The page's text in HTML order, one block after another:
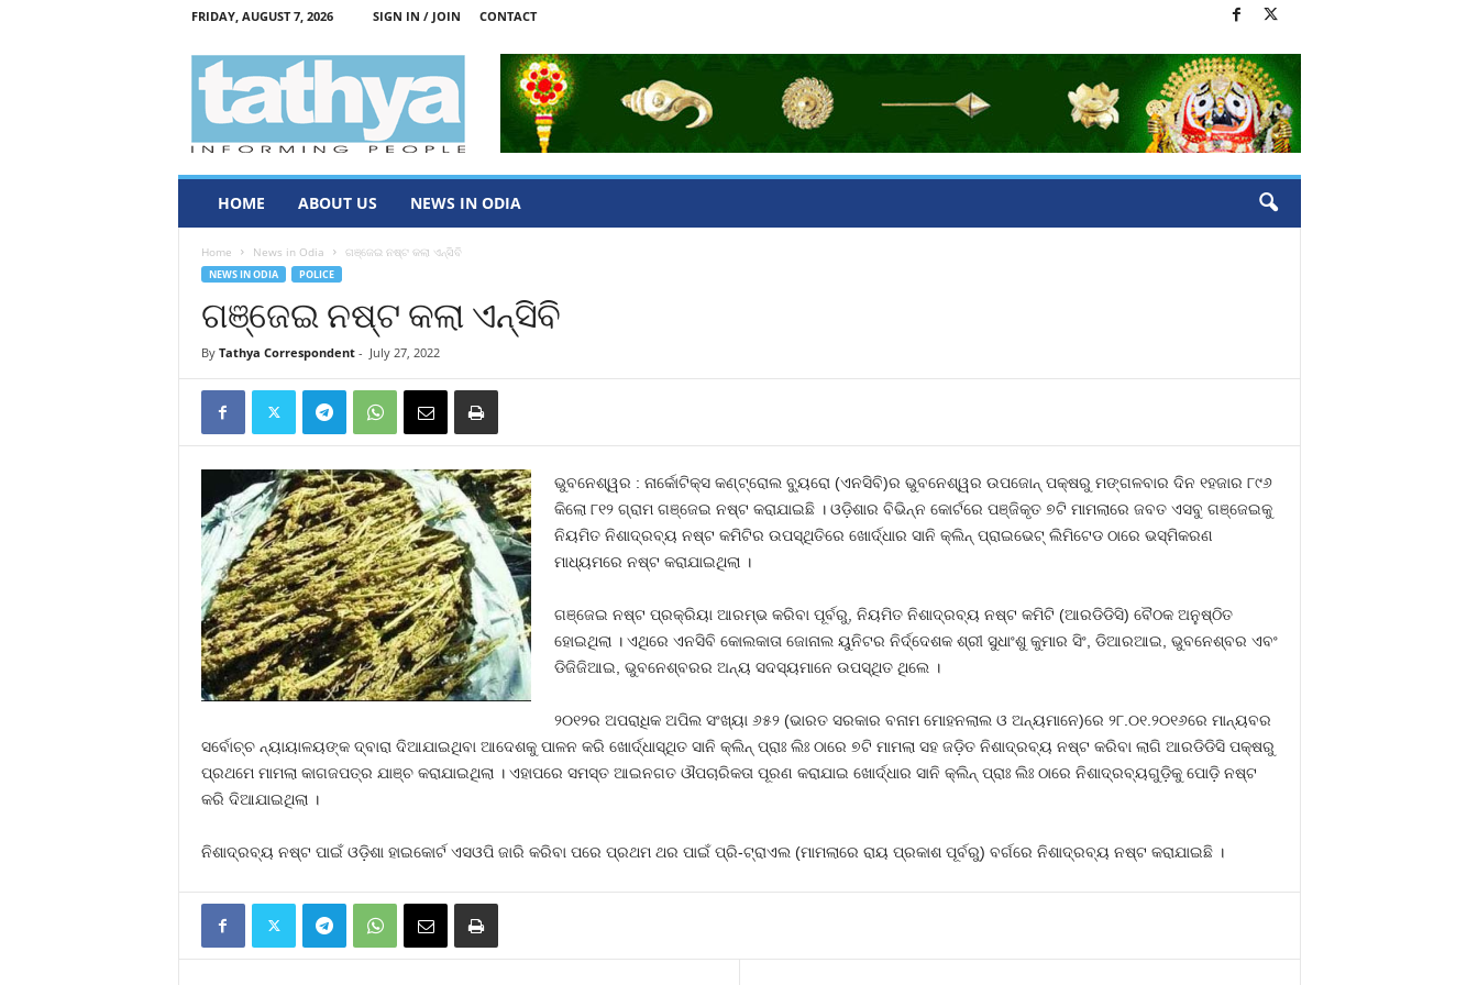
FRIDAY, AUGUST 7, 2026 SIGN IN / JOIN CONTACT
HOME ABOUT US NEWS IN ODIA
Home News in Odia ଗଞ୍ଜେଇ ନଷ୍ଟ କଲା ଏନ୍‌ସିବି
NEWS IN ODIA POLICE
ଗଞ୍ଜେଇ ନଷ୍ଟ କଲା ଏନ୍‌ସିବି
By Tathya Correspondent- July 27, 2022
ଭୁବନେଶ୍ୱର : ନାର୍କୋଟିକ୍ସ କଣ୍ଟ୍ରୋଲ ବ୍ୟୁରୋ (ଏନସିବି)ର ଭୁବନେଶ୍ୱର ଉପଜୋନ୍‌ ପକ୍ଷରୁ ମଙ୍ଗଳବାର ଦିନ ୧ହଜାର ୮୯୬
କିଲୋ ୮୧୨ ଗ୍ରାମ ଗଞ୍ଜେଇ ନଷ୍ଟ କରାଯାଇଛି । ଓଡ଼ିଶାର ବିଭିନ୍ନ କୋର୍ଟରେ ପଞ୍ଜିକୃତ ୭ଟି ମାମଲାରେ ଜବତ ଏସବୁ ଗଞ୍ଜେଇକୁ
ନିୟମିତ ନିଶାଦ୍ରବ୍ୟ ନଷ୍ଟ କମିଟିର ଉପସ୍ଥିତିରେ ଖୋର୍ଦ୍ଧାର ସାନି କ୍ଲିନ୍‌ ପ୍ରାଇଭେଟ୍‌ ଲିମିଟେଡ ଠାରେ ଭସ୍ମିକରଣ
ମାଧ୍ୟମରେ ନଷ୍ଟ କରାଯାଇଥିଲା ।
ଗଞ୍ଜେଇ ନଷ୍ଟ ପ୍ରକ୍ରିୟା ଆରମ୍ଭ କରିବା ପୂର୍ବରୁ, ନିୟମିତ ନିଶାଦ୍ରବ୍ୟ ନଷ୍ଟ କମିଟି (ଆରଡିଡିସି) ବୈଠକ ଅନୁଷ୍ଠିତ
ହୋଇଥିଲା । ଏଥିରେ ଏନସିବି କୋଲକାତା ଜୋନାଲ ୟୁନିଟର ନିର୍ଦ୍ଦେଶକ ଶ୍ରୀ ସୁଧାଂଶୁ କୁମାର ସିଂ, ଡିଆରଆଇ, ଭୁବନେଶ୍ବର ଏବଂ
ଡିଜିଜିଆଇ, ଭୁବନେଶ୍ବରର ଅନ୍ୟ ସଦସ୍ୟମାନେ ଉପସ୍ଥିତ ଥିଲେ ।
୨୦୧୨ର ଅପରାଧିକ ଅପିଲ ସଂଖ୍ୟା ୬୫୨ (ଭାରତ ସରକାର ବନାମ ମୋହନଲାଲ ଓ ଅନ୍ୟମାନେ)ରେ ୨୮.୦୧.୨୦୧୬ରେ ମାନ୍ୟବର
ସର୍ବୋଚ୍ଚ ନ୍ୟାୟାଳୟଙ୍କ ଦ୍ବାରା ଦିଆଯାଇଥିବା ଆଦେଶକୁ ପାଳନ କରି ଖୋର୍ଦ୍ଧାସ୍ଥିତ ସାନି କ୍ଲିନ୍‌ ପ୍ରାଃ ଲିଃ ଠାରେ ୭ଟି ମାମଲା ସହ ଜଡ଼ିତ ନିଶାଦ୍ରବ୍ୟ ନଷ୍ଟ କରିବା ଲାଗି ଆରଡିଡିସି ପକ୍ଷରୁ
ପ୍ରଥମେ ମାମଲା କାଗଜପତ୍ର ଯାଞ୍ଚ କରାଯାଇଥିଲା । ଏହାପରେ ସମସ୍ତ ଆଇନଗତ ଔପଚାରିକତା ପୂରଣ କରାଯାଇ ଖୋର୍ଦ୍ଧାର ସାନି କ୍ଲିନ୍‌ ପ୍ରାଃ ଲିଃ ଠାରେ ନିଶାଦ୍ରବ୍ୟଗୁଡ଼ିକୁ ପୋଡ଼ି ନଷ୍ଟ
କରି ଦିଆଯାଇଥିଲା ।
ନିଶାଦ୍ରବ୍ୟ ନଷ୍ଟ ପାଇଁ ଓଡ଼ିଶା ହାଇକୋର୍ଟ ଏସଓପି ଜାରି କରିବା ପରେ ପ୍ରଥମ ଥର ପାଇଁ ପ୍ରି-ଟ୍ରାଏଲ (ମାମଲାରେ ରାୟ ପ୍ରକାଶ ପୂର୍ବରୁ) ବର୍ଗରେ ନିଶାଦ୍ରବ୍ୟ ନଷ୍ଟ କରାଯାଇଛି ।